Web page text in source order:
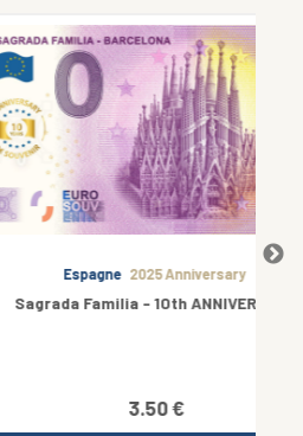
2025 Anniversary
- 10th ANNIVERSARY